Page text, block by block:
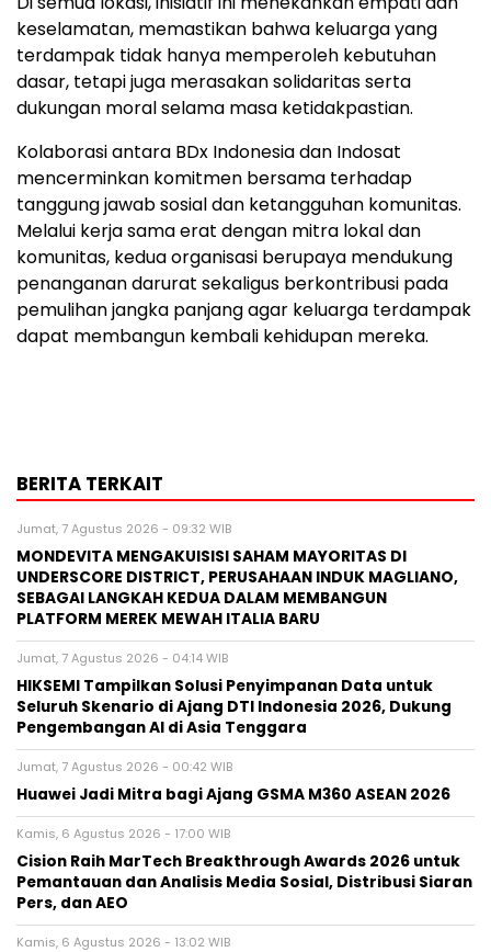
keselamatan, memastikan bahwa keluarga yang
terdampak tidak hanya memperoleh kebutuhan
dasar, tetapi juga merasakan solidaritas serta
dukungan moral selama masa ketidakpastian.
Kolaborasi antara BDx Indonesia dan Indosat
mencerminkan komitmen bersama terhadap
tanggung jawab sosial dan ketangguhan komunitas.
Melalui kerja sama erat dengan mitra lokal dan
komunitas, kedua organisasi berupaya mendukung
penanganan darurat sekaligus berkontribusi pada
pemulihan jangka panjang agar keluarga terdampak
dapat membangun kembali kehidupan mereka.
BERITA TERKAIT
Jumat, 7 Agustus 2026 - 09:32 WIB
MONDEVITA MENGAKUISISI SAHAM MAYORITAS DI
UNDERSCORE DISTRICT, PERUSAHAAN INDUK MAGLIANO,
SEBAGAI LANGKAH KEDUA DALAM MEMBANGUN
PLATFORM MEREK MEWAH ITALIA BARU
Jumat, 7 Agustus 2026 - 04:14 WIB
HIKSEMI Tampilkan Solusi Penyimpanan Data untuk
Seluruh Skenario di Ajang DTI Indonesia 2026, Dukung
Pengembangan AI di Asia Tenggara
Jumat, 7 Agustus 2026 - 00:42 WIB
Huawei Jadi Mitra bagi Ajang GSMA M360 ASEAN 2026
Kamis, 6 Agustus 2026 - 17:00 WIB
Cision Raih MarTech Breakthrough Awards 2026 untuk
Pemantauan dan Analisis Media Sosial, Distribusi Siaran
Pers, dan AEO
Kamis, 6 Agustus 2026 - 13:02 WIB